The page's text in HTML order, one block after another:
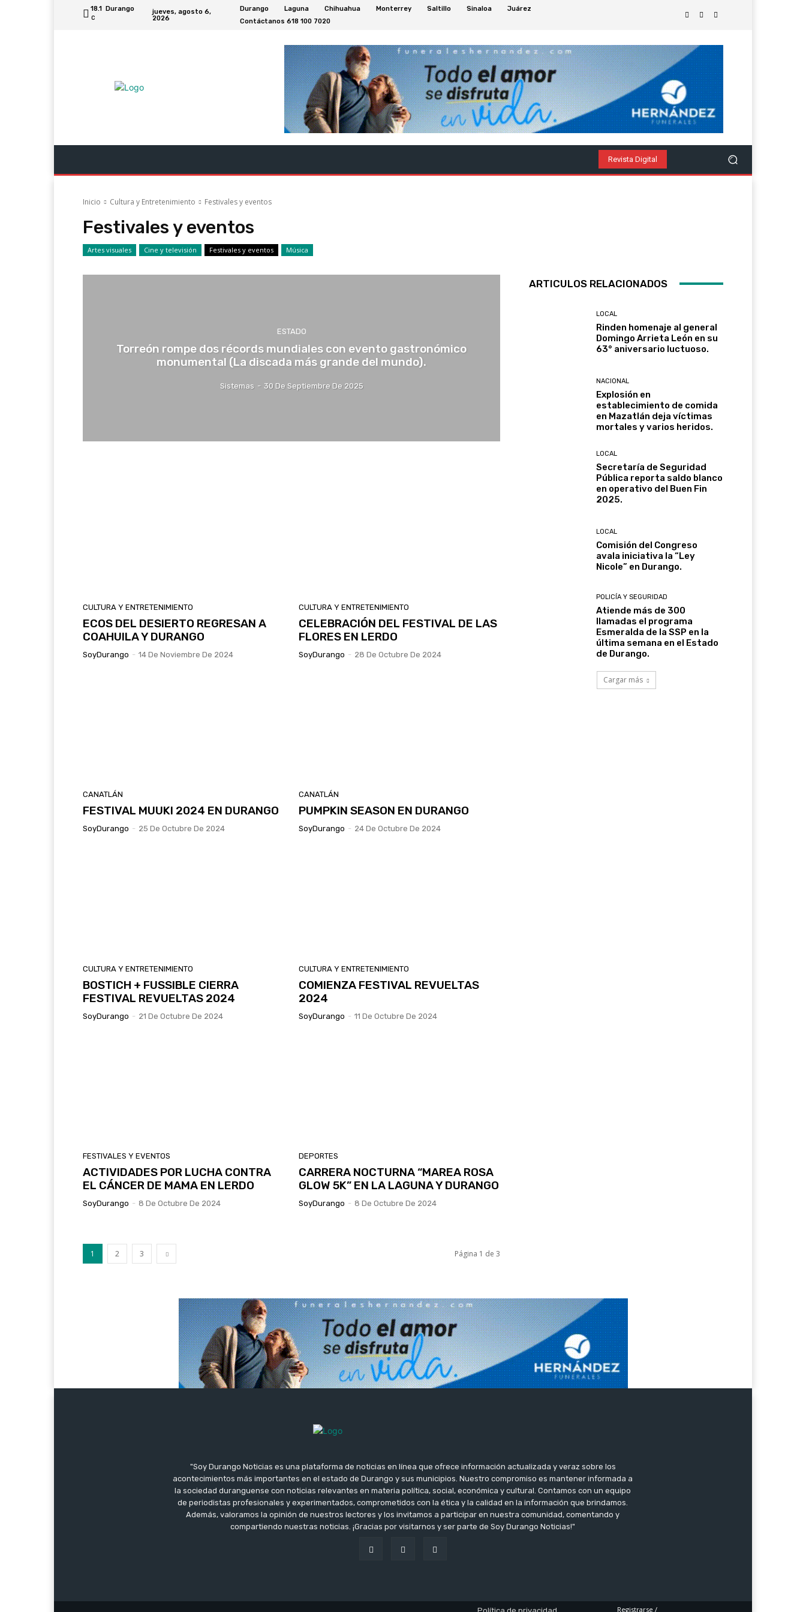
18.1
C
Durango
jueves, agosto 6,
2026
Durango Laguna Chihuahua Monterrey Saltillo Sinaloa
Juárez
Contáctanos 618 100 7020
Internacional Revista Soy Negocios Y Economía
Revista Digital
Inicio Cultura y Entretenimiento Festivales y eventos
Festivales y eventos
Artes visuales Cine y televisión Festivales y eventos Música
ESTADO
Torreón rompe dos récords mundiales con evento gastronómico
monumental (La discada más grande del mundo).
Sistemas - 30 De Septiembre De 2025
CULTURA Y ENTRETENIMIENTO
ECOS DEL DESIERTO REGRESAN A
COAHUILA Y DURANGO
SoyDurango - 14 De Noviembre De 2024
CULTURA Y ENTRETENIMIENTO
CELEBRACIÓN DEL FESTIVAL DE LAS
FLORES EN LERDO
SoyDurango - 28 De Octubre De 2024
CANATLÁN
FESTIVAL MUUKI 2024 EN DURANGO
SoyDurango - 25 De Octubre De 2024
CANATLÁN
PUMPKIN SEASON EN DURANGO
SoyDurango - 24 De Octubre De 2024
CULTURA Y ENTRETENIMIENTO
BOSTICH + FUSSIBLE CIERRA
FESTIVAL REVUELTAS 2024
SoyDurango - 21 De Octubre De 2024
CULTURA Y ENTRETENIMIENTO
COMIENZA FESTIVAL REVUELTAS
2024
SoyDurango - 11 De Octubre De 2024
FESTIVALES Y EVENTOS
ACTIVIDADES POR LUCHA CONTRA
EL CÁNCER DE MAMA EN LERDO
SoyDurango - 8 De Octubre De 2024
DEPORTES
CARRERA NOCTURNA “MAREA ROSA
GLOW 5K” EN LA LAGUNA Y DURANGO
SoyDurango - 8 De Octubre De 2024
1 2 3 Página 1 de 3
ARTICULOS RELACIONADOS
LOCAL
Rinden homenaje al general
Domingo Arrieta León en su
63° aniversario luctuoso.
NACIONAL
Explosión en
establecimiento de comida
en Mazatlán deja víctimas
mortales y varios heridos.
LOCAL
Secretaría de Seguridad
Pública reporta saldo blanco
en operativo del Buen Fin
2025.
LOCAL
Comisión del Congreso
avala iniciativa la “Ley
Nicole” en Durango.
POLICÍA Y SEGURIDAD
Atiende más de 300
llamadas el programa
Esmeralda de la SSP en la
última semana en el Estado
de Durango.
Cargar más
"Soy Durango Noticias es una plataforma de noticias en línea que ofrece información actualizada y veraz sobre los
acontecimientos más importantes en el estado de Durango y sus municipios. Nuestro compromiso es mantener informada a
la sociedad duranguense con noticias relevantes en materia política, social, económica y cultural. Contamos con un equipo
de periodistas profesionales y experimentados, comprometidos con la ética y la calidad en la información que brindamos.
Además, valoramos la opinión de nuestros lectores y los invitamos a participar en nuestra comunidad, comentando y
compartiendo nuestras noticias. ¡Gracias por visitarnos y ser parte de Soy Durango Noticias!"
Registrarse /